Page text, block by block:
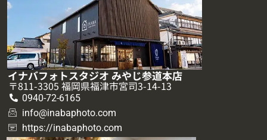
イナバフォトスタジオ みやじ参道本店
〒811-3305 福岡県福津市宮司3-14-13
0940-72-6165
info@inabaphoto.com
https://inabaphoto.com